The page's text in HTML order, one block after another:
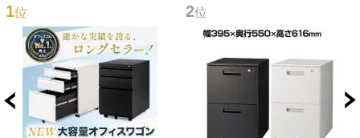
1位 2位